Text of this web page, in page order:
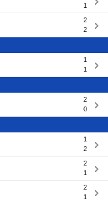
1
2
2
1
1
2
0
1
2
2
1
2
1